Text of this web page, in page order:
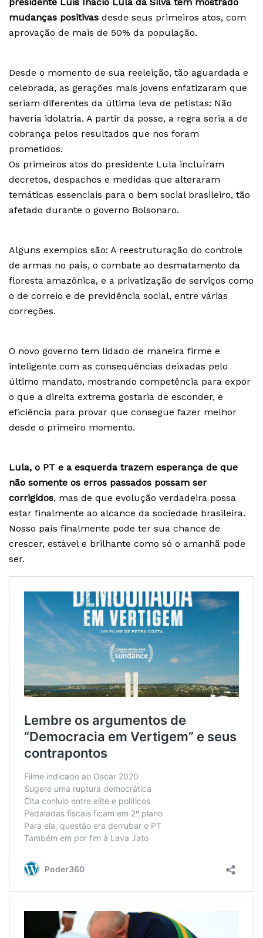
mudanças positivas desde seus primeiros atos, com
aprovação de mais de 50% da população.
Desde o momento de sua reeleição, tão aguardada e
celebrada, as gerações mais jovens enfatizaram que
seriam diferentes da última leva de petistas: Não
haveria idolatria. A partir da posse, a regra seria a de
cobrança pelos resultados que nos foram
prometidos.
Os primeiros atos do presidente Lula incluíram
decretos, despachos e medidas que alteraram
temáticas essenciais para o bem social brasileiro, tão
afetado durante o governo Bolsonaro.
Alguns exemplos são: A reestruturação do controle
de armas no país, o combate ao desmatamento da
floresta amazônica, e a privatização de serviços como
o de correio e de previdência social, entre várias
correções.
O novo governo tem lidado de maneira firme e
inteligente com as consequências deixadas pelo
último mandato, mostrando competência para expor
o que a direita extrema gostaria de esconder, e
eficiência para provar que consegue fazer melhor
desde o primeiro momento.
Lula, o PT e a esquerda trazem esperança de que
não somente os erros passados possam ser
corrigidos, mas de que evolução verdadeira possa
estar finalmente ao alcance da sociedade brasileira.
Nosso país finalmente pode ter sua chance de
crescer, estável e brilhante como só o amanhã pode
ser.